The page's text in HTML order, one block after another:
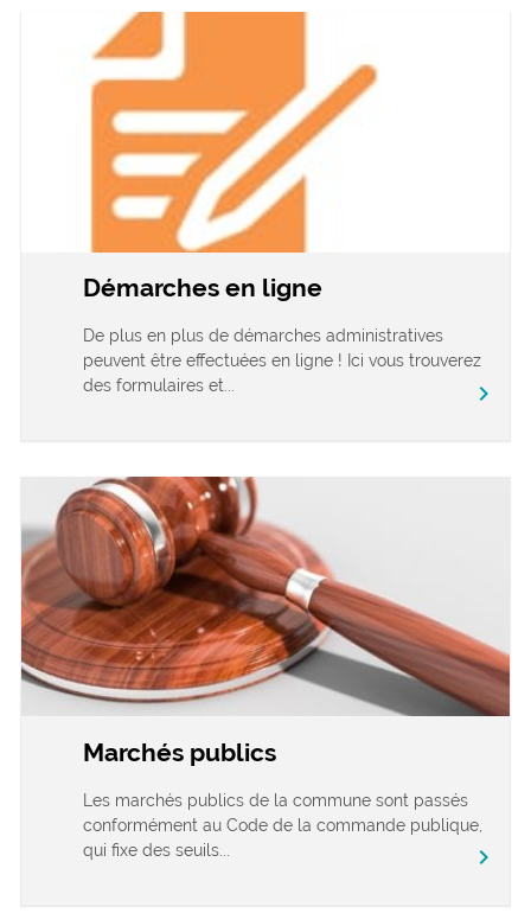
Démarches en ligne
De plus en plus de démarches administratives
peuvent être effectuées en ligne ! Ici vous trouverez
des formulaires et...
chevron_right
Marchés publics
Les marchés publics de la commune sont passés
conformément au Code de la commande publique,
qui fixe des seuils...
chevron_right